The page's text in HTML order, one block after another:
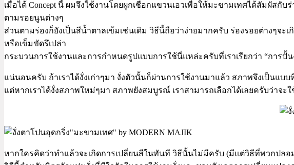
เมื่อได้ Concept นี้ ผมจึงใช้งานโดยผูกเชือกแขวนเอวเพื่อให้มะขามเทศได้สัมผัสกั
ตามรอยนูนต่างๆ
ส่วนตามร่องก็ยังเป็นสีน้ำตาลเข้มเช่นเดิม วิธีนี้ถือว่าง่ายมากครับ ร่องรอยต่างๆจ
หรือเข็มขัดรึเปล่า
กระบวนการใช้งานและการกำหนดรูปแบบการใช้นี่แหล่ะครับที่เราเรียกว่า “การปั้น
แน่นอนครับ ถ้าเราได้งั่งเก่าๆมา งั่งตัวนั้นก็ผ่านการใช้งานมาแล้ว สภาพจึงเป็นแบ
แต่หากเราได้งั่งสภาพใหม่ๆมา สภาพยังสมบูรณ์ เราสามารถเลือกได้เลยครับว่า
หากใครคิดว่าทำแล้วจะเกิดการเปลี่ยนสีในทันที วิธีนั้นไม่มีครับ (มีแต่วิธีที่พวกปล